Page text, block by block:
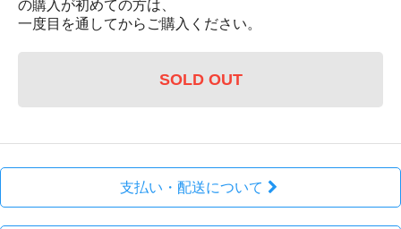
の購入が初めての方は、
一度目を通してからご購入ください。
SOLD OUT
支払い・配送について